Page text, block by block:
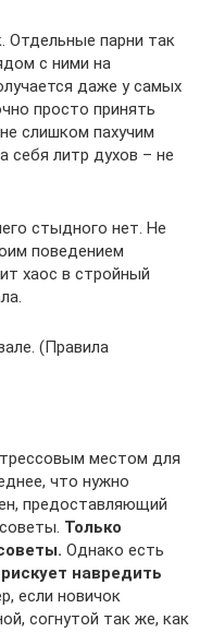
Отдельные парни так
с ними на
даже у самых
просто принять
слишком пахучим
себя литр духов – не
стыдного нет. Не
поведением
хаос в стройный
(Правила
местом для
что нужно
предоставляющий
Только
Однако есть
навредить
если новичок
согнутой так же, как